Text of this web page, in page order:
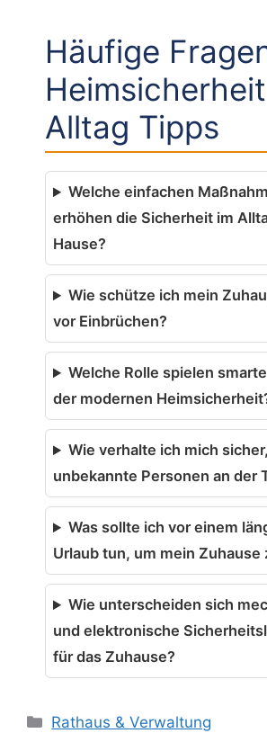
Häufige
Heimsicherheit
Alltag Tipps
Welche einfachen
erhöhen die Sicherheit im
Hause?
Wie schütze ich mein
vor Einbrüchen?
Welche Rolle spielen
der modernen
Wie verhalte ich mich
unbekannte Personen an der
Was sollte ich vor einem
Urlaub tun, um mein Zuhause
Wie unterscheiden sich
und elektronische
für das Zuhause?
Kategorien
Rathaus & Verwaltung